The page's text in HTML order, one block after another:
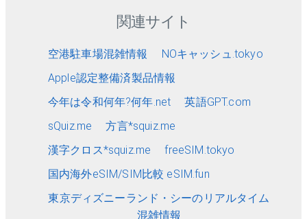
関連サイト
空港駐車場混雑情報
NOキャッシュ.tokyo
Apple認定整備済製品情報
今年は令和何年?何年.net
英語GPT.com
sQuiz.me
方言*squiz.me
漢字クロス*squiz.me
freeSIM.tokyo
国内海外eSIM/SIM比較 eSIM.fun
東京ディズニーランド・シーのリアルタイム
混雑情報